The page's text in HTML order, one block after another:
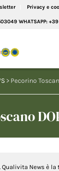
Privacy e
WHATSAPP:
> Pecorino
. Qualivita News è la